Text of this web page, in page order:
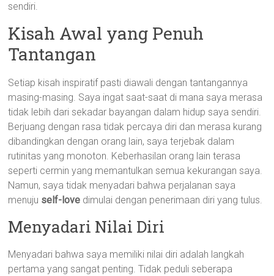
sendiri.
Kisah Awal yang Penuh
Tantangan
Setiap kisah inspiratif pasti diawali dengan tantangannya
masing-masing. Saya ingat saat-saat di mana saya merasa
tidak lebih dari sekadar bayangan dalam hidup saya sendiri.
Berjuang dengan rasa tidak percaya diri dan merasa kurang
dibandingkan dengan orang lain, saya terjebak dalam
rutinitas yang monoton. Keberhasilan orang lain terasa
seperti cermin yang memantulkan semua kekurangan saya.
Namun, saya tidak menyadari bahwa perjalanan saya
menuju self-love dimulai dengan penerimaan diri yang tulus.
Menyadari Nilai Diri
Menyadari bahwa saya memiliki nilai diri adalah langkah
pertama yang sangat penting. Tidak peduli seberapa